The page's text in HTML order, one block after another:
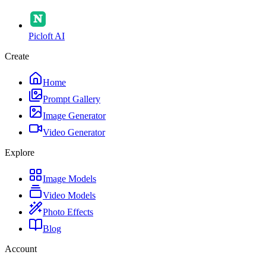
Picloft AI
Create
Home
Prompt Gallery
Image Generator
Video Generator
Explore
Image Models
Video Models
Photo Effects
Blog
Account